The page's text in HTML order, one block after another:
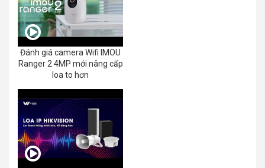
Đánh giá camera Wifi IMOU
Ranger 2 4MP mới nâng cấp
loa to hơn